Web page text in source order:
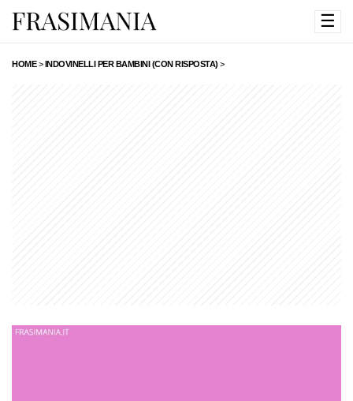
☰
HOME>INDOVINELLI PER BAMBINI (CON RISPOSTA) >